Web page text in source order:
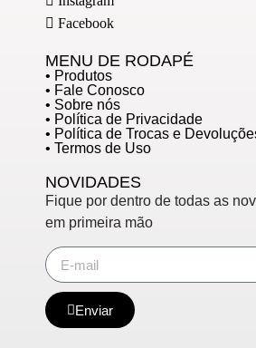
Facebook
MENU DE RODAPÉ
• Produtos
• Fale Conosco
• Sobre nós
• Política de Privacidade
• Política de Trocas e
• Termos de Uso
NOVIDADES
Fique por dentro de todas as
em primeira mão
Enviar